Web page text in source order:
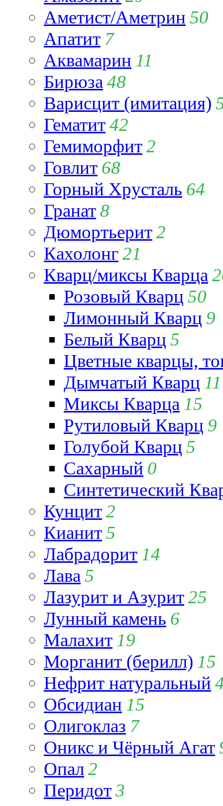
Аметист/Аметрин 50
Апатит 7
Аквамарин 11
Бирюза 48
Варисцит (имитация)
Гематит42
Гемиморфит2
Говлит 68
Горный Хрусталь 64
Гранат8
Дюмортьерит2
Кахолонг21
Кварц/миксы Кварца
Розовый Кварц 50
Лимонный Кварц 9
Белый Кварц 5
Цветные кварцы,
Дымчатый Кварц 11
Миксы Кварца 15
Рутиловый Кварц 9
Голубой Кварц 5
Сахарный 0
Синтетический
Кунцит2
Кианит5
Лабрадорит 14
Лава 5
Лазурит и Азурит25
Лунный камень 6
Малахит 19
Морганит (берилл) 15
Нефрит натуральный
Обсидиан 15
Олигоклаз 7
Оникс и Чёрный Агат
Опал2
Перидот3